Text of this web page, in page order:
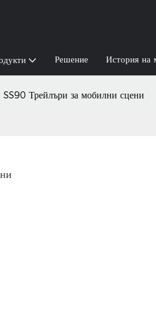
Решение История на
Трейлъри за мобилни сцени